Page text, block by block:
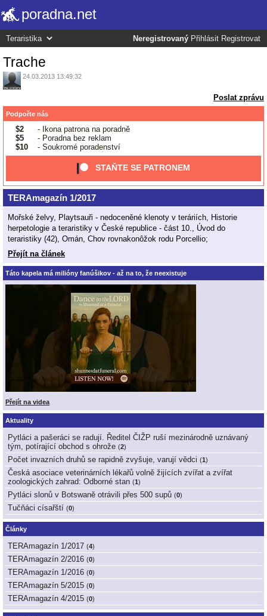
poradna.net
Neregistrovaný Přihlásit Registrovat
Trache
24.03.2013 13:49:32
Poslat zprávu
Podpořte nás
$2
- Ikona patrona na poradně
$5
- Poradna bez reklam
$10
- Soukromé poradenství
STAŇTE SE PATRONEM
TERAmagazín 1/2017
Mořské želvy, Playtsauři - nedoceněné klenoty v teráriích, Historie
herpetologie a teraristiky v České republice - část 10., Úvod do
teraristiky (42), Omán, Chov rovnakonôžok rodu Porcellio;
Přejít na článek
Táto kapela má milióny fanúšikov - až na to, že neexistuje
Přejít na videa
Aktuality
Pytláci a pašeráci se radují. Ředitel ČIŽP ruší mezinárodně uznávaný
tým, potírající obchod s ohrože (2)
Počet invazních druhů se rapidně zvyšuje, varují vědci (1)
Česká asociace veterinárních lékařů volně žijících zvířat a zvířat
zoologických zahrad: Odborné stan (1)
Pytláci slonů v Botswaně otrávili přes 500 supů (0)
Tučňáci císařští (0)
Články
TERAmagazín 1/2017 (4)
TERAmagazín 2/2016 (0)
TERAmagazín 1/2016 (0)
TERAmagazín 5/2015 (0)
TERAmagazín 4/2015 (0)